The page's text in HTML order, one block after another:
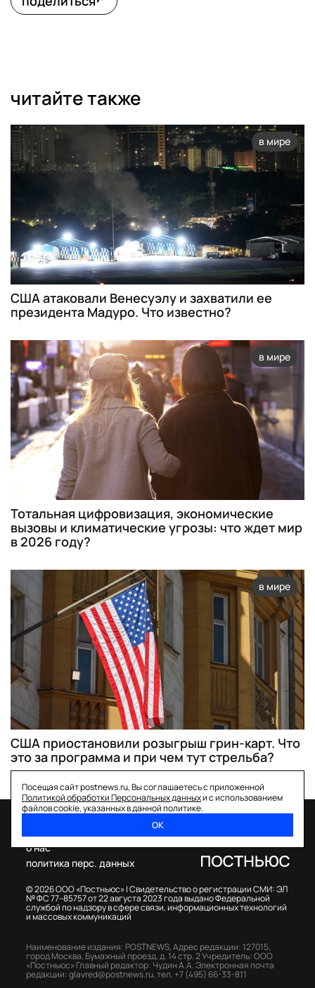
читайте также
в мире
США атаковали Венесуэлу и захватили ее
президента Мадуро. Что известно?
в мире
Тотальная цифровизация, экономические
вызовы и климатические угрозы: что ждет мир
в 2026 году?
в мире
США приостановили розыгрыш грин-карт. Что
это за программа и при чем тут стрельба?
Посещая сайт postnews.ru, Вы соглашаетесь с приложенной
Политикой обработки Персональных данныхи с использованием
файлов cookie, указанных в данной политике.
ОК
© 2026 ООО «Постньюс» |Свидетельство о регистрации СМИ: ЭЛ
№ ФС 77–85757 от 22 августа 2023 года выдано Федеральной
службой по надзору в сфере связи, информационных технологий
и массовых коммуникаций
о нас
политика перс. данных
Наименование издания: POSTNEWS,Адрес редакции: 127015,
город Москва, Бумажный проезд, д. 14 стр. 2Учредитель: ООО
«Постньюс» Главный редактор: Чудин А.А.Электронная почта
редакции:glavred@postnews.ru,тел. +7 (495) 66-33-811